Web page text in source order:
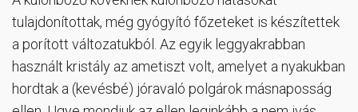
tulajdonítottak, még gyógyító főzeteket is készítettek
a porított változatukból. Az egyik leggyakrabban
használt kristály az ametiszt volt, amelyet a nyakukban
hordtak a (kevésbé) jóravaló polgárok másnaposság